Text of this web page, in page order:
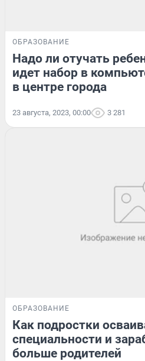
ОБРАЗОВАНИЕ
Надо ли отучать
идет набор в
в центре города
23 августа, 2023, 00:00 3 281
ОБРАЗОВАНИЕ
Как подростки
специальности и
больше родителей